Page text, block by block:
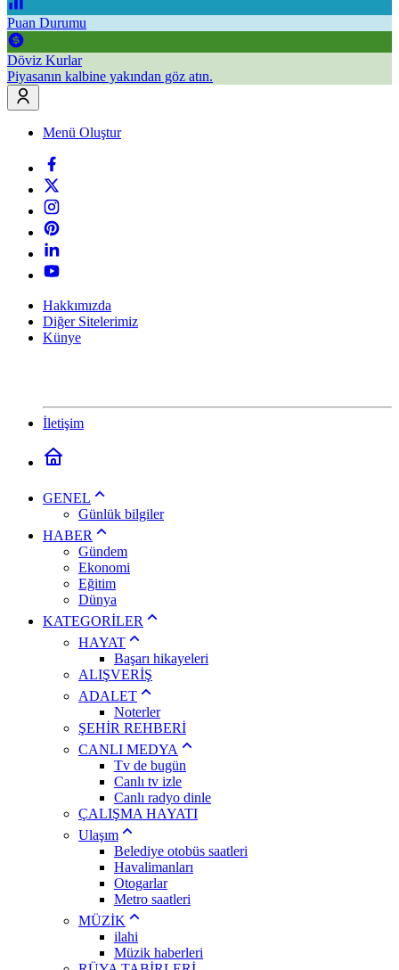
Puan Durumu
Döviz Kurlar
Piyasanın kalbine yakından göz atın.
Menü Oluştur
Hakkımızda
Diğer Sitelerimiz
Künye
İletişim
GENEL
Günlük bilgiler
HABER
Gündem
Ekonomi
Eğitim
Dünya
KATEGORİLER
HAYAT
Başarı hikayeleri
ALIŞVERİŞ
ADALET
Noterler
ŞEHİR REHBERİ
CANLI MEDYA
Tv de bugün
Canlı tv izle
Canlı radyo dinle
ÇALIŞMA HAYATI
Ulaşım
Belediye otobüs saatleri
Havalimanları
Otogarlar
Metro saatleri
MÜZİK
ilahi
Müzik haberleri